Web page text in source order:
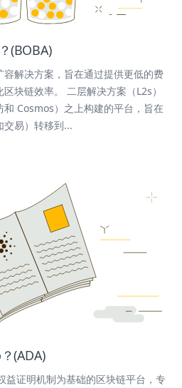
(BOBA)
解决方案，旨在通过提供更低的费
块链效率。 二层解决方案（L2s）
Cosmos）之上构建的平台，旨在
交易）转移到...
(ADA)
益证明机制为基础的区块链平台，专